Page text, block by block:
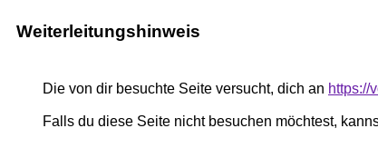
Weiterleitungshinweis
Die von dir besuchte Seite versucht, dich an https://
Falls du diese Seite nicht besuchen möchtest,